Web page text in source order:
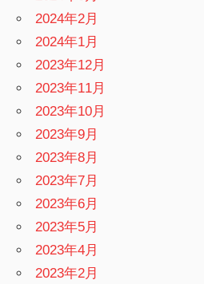
2024年2月
2024年1月
2023年12月
2023年11月
2023年10月
2023年9月
2023年8月
2023年7月
2023年6月
2023年5月
2023年4月
2023年2月